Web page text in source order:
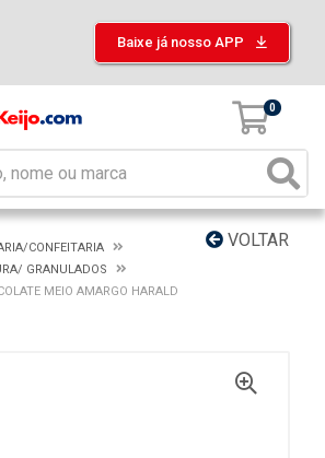
Baixe já nosso APP
0
VOLTAR
CONFEITARIA
GRANULADOS
MEIO AMARGO HARALD